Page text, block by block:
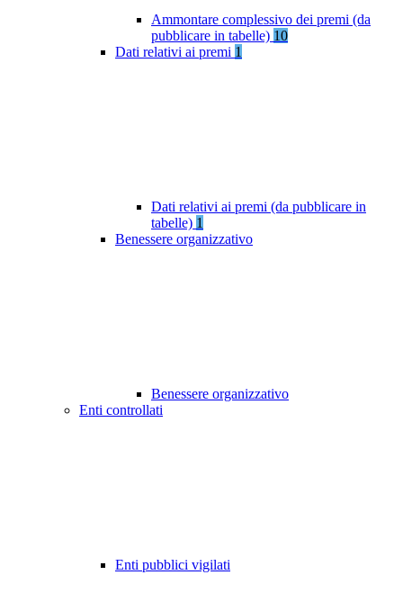
Ammontare complessivo dei premi (da
pubblicare in tabelle) 10
Dati relativi ai premi 1
Dati relativi ai premi (da pubblicare in
tabelle) 1
Benessere organizzativo
Benessere organizzativo
Enti controllati
Enti pubblici vigilati